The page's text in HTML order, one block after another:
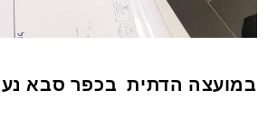
במועצה הדתית בכפר סבא